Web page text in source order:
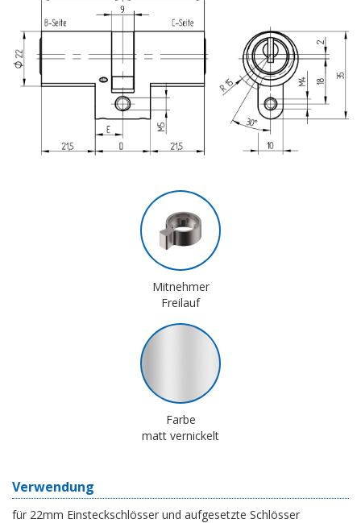
Mitnehmer
Freilauf
Farbe
matt vernickelt
Verwendung
für 22mm Einsteckschlösser und aufgesetzte Schlösser